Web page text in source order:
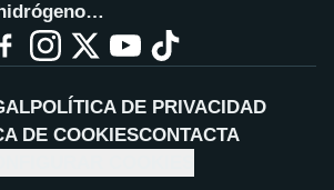
POLÍTICA DE PRIVACIDAD
DE COOKIESCONTACTA